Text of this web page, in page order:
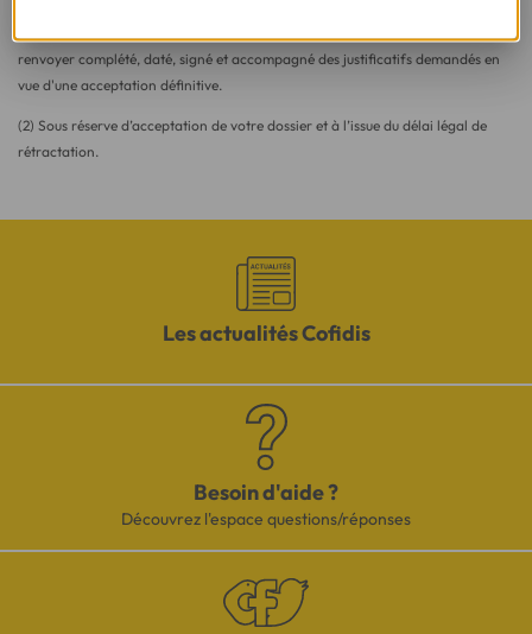
renvoyer complété, daté, signé et accompagné des justificatifs demandés en
vue d'une acceptation définitive.
(2) Sous réserve d’acceptation de votre dossier et à l’issue du délai légal de
rétractation.
Les actualités Cofidis
Besoin d'aide ?
Découvrez l'espace questions/réponses